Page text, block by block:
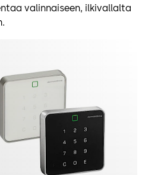
valinnaiseen, ilkivallalta